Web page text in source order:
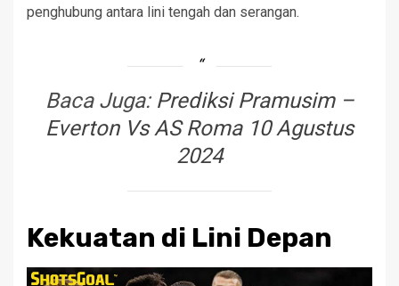
penghubung antara lini tengah dan serangan.
Baca Juga: Prediksi Pramusim –
Everton Vs AS Roma 10 Agustus
2024
Kekuatan di Lini Depan